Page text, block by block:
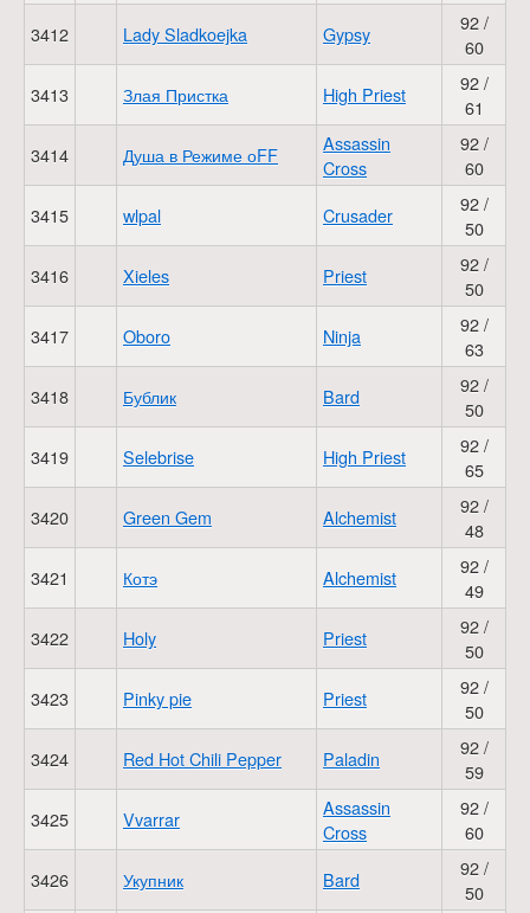
3412
Lady Sladkoejka Gypsy
92 /
60
3413
Злая Пристка High Priest
92 /
61
3414
Душа в Режиме оFF
Assassin
Cross
92 /
60
3415
wlpal Crusader
92 /
50
3416
Xieles Priest
92 /
50
3417
Oboro Ninja
92 /
63
3418
Бублик Bard
92 /
50
3419
Selebrise High Priest
92 /
65
3420
Green Gem Alchemist
92 /
48
3421
Котэ Alchemist
92 /
49
3422
Holy Priest
92 /
50
3423
Pinky pie Priest
92 /
50
3424
Red Hot Chili Pepper Paladin
92 /
59
3425
Vvarrar
Assassin
Cross
92 /
60
3426
Укупник Bard
92 /
50